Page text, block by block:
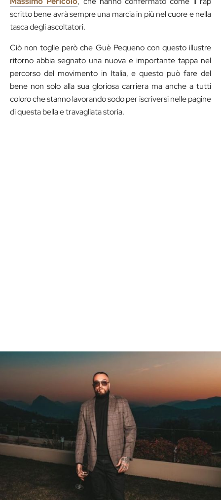
scritto bene avrà sempre una marcia in più nel cuore e nella
tasca degli ascoltatori.
Ciò non toglie però che Guè Pequeno con questo illustre
ritorno abbia segnato una nuova e importante tappa nel
percorso del movimento in Italia, e questo può fare del
bene non solo alla sua gloriosa carriera ma anche a tutti
coloro che stanno lavorando sodo per iscriversi nelle pagine
di questa bella e travagliata storia.